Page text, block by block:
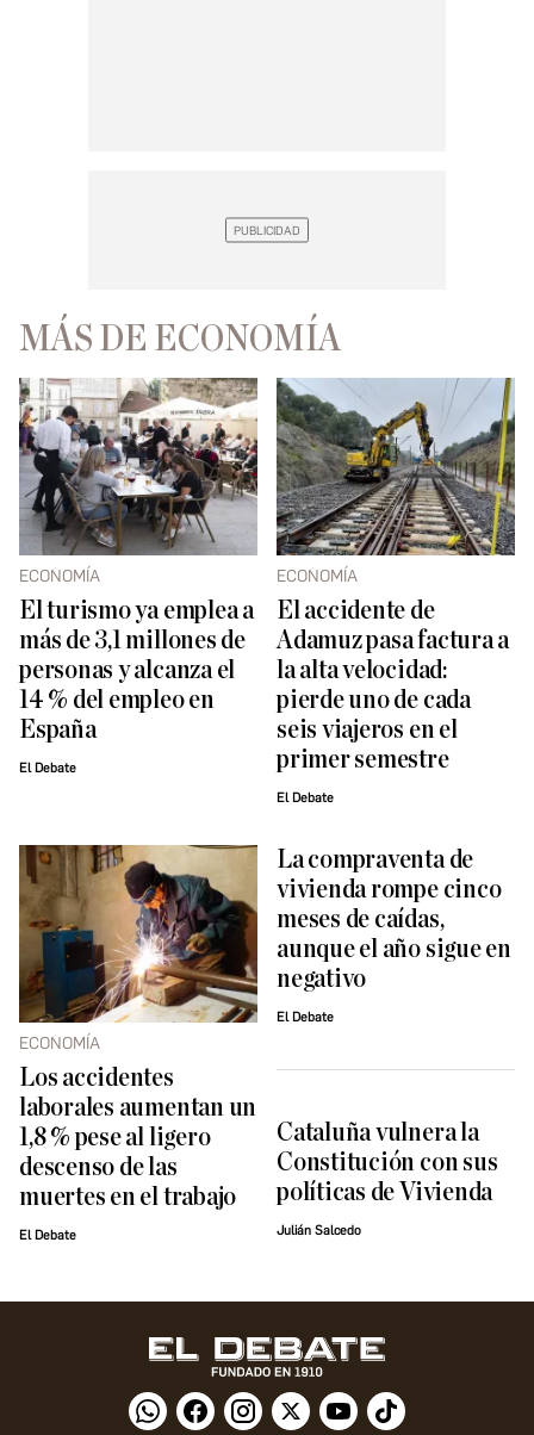
MÁS DE ECONOMÍA
ECONOMÍA
El turismo ya emplea a
más de 3,1 millones de
personas y alcanza el
14 % del empleo en
España
El Debate
ECONOMÍA
El accidente de
Adamuz pasa factura a
la alta velocidad:
pierde uno de cada
seis viajeros en el
primer semestre
El Debate
ECONOMÍA
Los accidentes
laborales aumentan un
1,8 % pese al ligero
descenso de las
muertes en el trabajo
El Debate
La compraventa de
vivienda rompe cinco
meses de caídas,
aunque el año sigue en
negativo
El Debate
Cataluña vulnera la
Constitución con sus
políticas de Vivienda
Julián Salcedo